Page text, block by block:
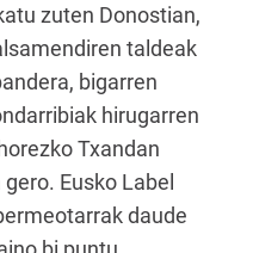
zuten Donostian,
taldeak
bigarren
hirugarren
Txandan
Eusko Label
daude